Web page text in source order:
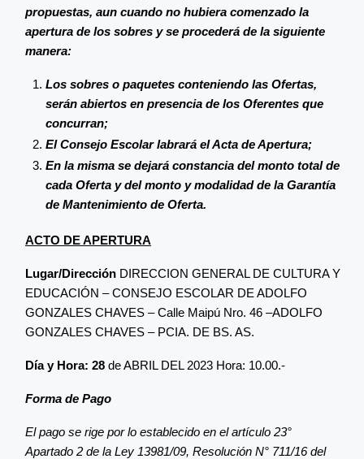
propuestas, aun cuando no hubiera comenzado la
apertura de los sobres y se procederá de la siguiente
manera:
Los sobres o paquetes conteniendo las Ofertas,
serán abiertos en presencia de los Oferentes que
concurran;
El Consejo Escolar labrará el Acta de Apertura;
En la misma se dejará constancia del monto total de
cada Oferta y del monto y modalidad de la Garantía
de Mantenimiento de Oferta.
ACTO DE APERTURA
Lugar/Dirección DIRECCION GENERAL DE CULTURA Y
EDUCACIÓN – CONSEJO ESCOLAR DE ADOLFO
GONZALES CHAVES – Calle Maipú Nro. 46 –ADOLFO
GONZALES CHAVES – PCIA. DE BS. AS.
Día y Hora: 28 de ABRIL DEL 2023 Hora: 10.00.-
Forma de Pago
El pago se rige por lo establecido en el artículo 23°
Apartado 2 de la Ley 13981/09, Resolución N° 711/16 del